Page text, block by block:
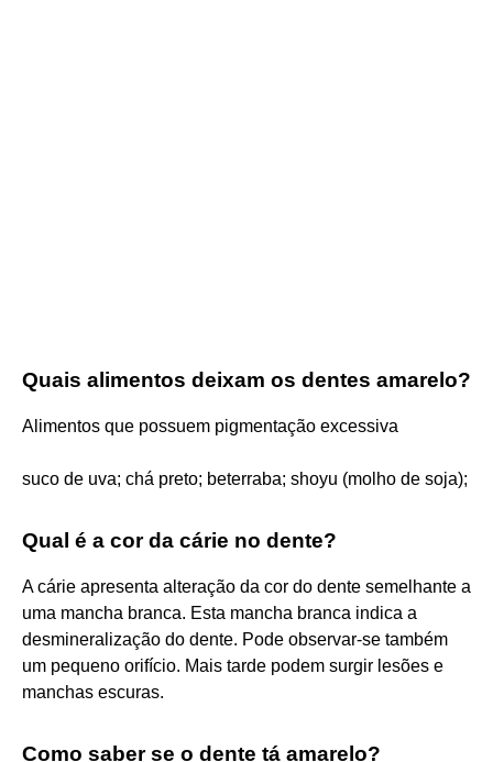
Quais alimentos deixam os dentes amarelo?
Alimentos que possuem pigmentação excessiva
suco de uva; chá preto; beterraba; shoyu (molho de soja);
Qual é a cor da cárie no dente?
A cárie apresenta alteração da cor do dente semelhante a
uma mancha branca. Esta mancha branca indica a
desmineralização do dente. Pode observar-se também
um pequeno orifício. Mais tarde podem surgir lesões e
manchas escuras.
Como saber se o dente tá amarelo?